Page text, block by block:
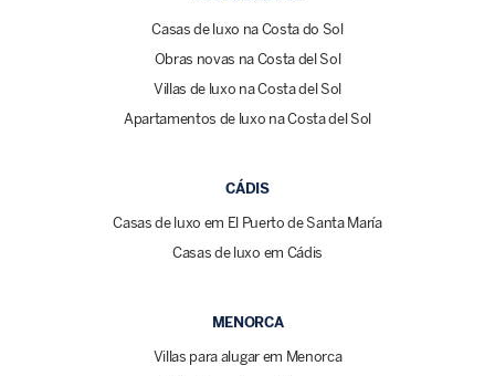
Casas de luxo na Costa do Sol
Obras novas na Costa del Sol
Villas de luxo na Costa del Sol
Apartamentos de luxo na Costa del Sol
CÁDIS
Casas de luxo em El Puerto de Santa María
Casas de luxo em Cádis
MENORCA
Villas para alugar em Menorca